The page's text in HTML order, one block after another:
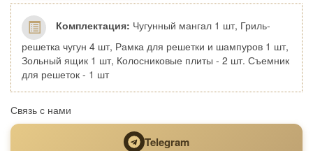
Комплектация: Чугунный мангал 1 шт, Гриль-
решетка чугун 4 шт, Рамка для решетки и шампуров 1 шт,
Зольный ящик 1 шт, Колосниковые плиты - 2 шт. Съемник
для решеток - 1 шт
Связь с нами
Telegram